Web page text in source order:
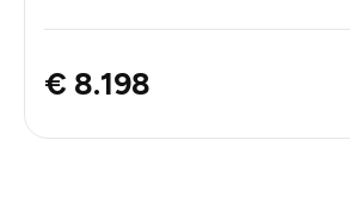
€ 8.198